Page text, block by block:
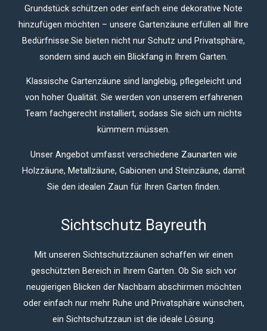
Grundstück schützen oder einfach eine dekorative Note
hinzufügen möchten – unsere Gartenzäune erfüllen all Ihre
Bedürfnisse.Sie bieten nicht nur Schutz und Privatsphäre,
sondern sind auch ein Blickfang in Ihrem Garten.
Klassische Gartenzäune sind langlebig, pflegeleicht und
von hoher Qualität. Sie werden von unserem erfahrenen
Team fachgerecht installiert, sodass Sie sich um nichts
kümmern müssen.
Unser Angebot umfasst verschiedene Zaunarten wie
Holzzäune, Metallzäune, Gabionen und Steinzäune, damit
Sie den idealen Zaun für Ihren Garten finden.
Sichtschutz Bayreuth
Mit unseren Sichtschutzzäunen schaffen wir einen
geschützten Bereich in Ihrem Garten. Ob Sie sich vor
neugierigen Blicken der Nachbarn abschirmen möchten
oder einfach nur mehr Ruhe und Privatsphäre wünschen,
ein Sichtschutzzaun ist die ideale Lösung.